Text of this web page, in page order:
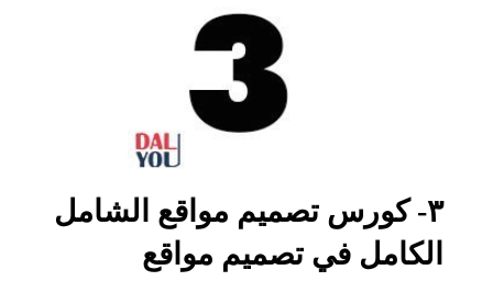
٣- كورس تصميم مواقع الشامل
الكامل في تصميم مواقع